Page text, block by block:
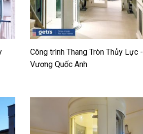
Công trình Thang Tròn Thủy Lực -
Vương Quốc Anh